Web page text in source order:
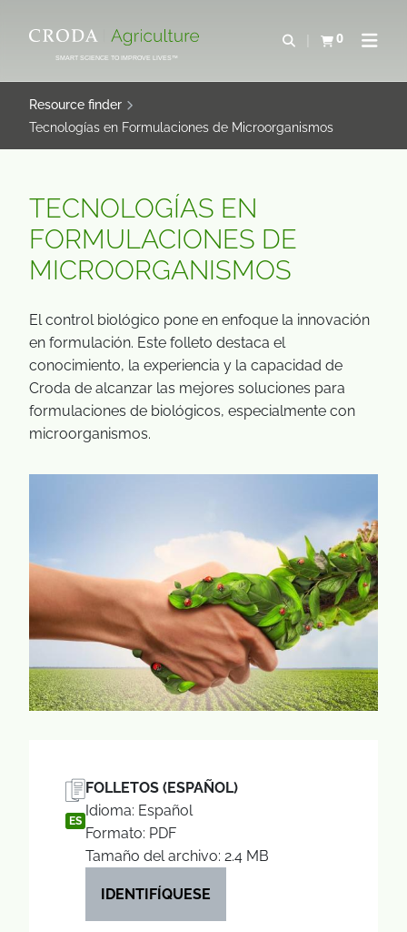
CONTENIDOSMART SCIENCE TO IMPROVE LIVES™
Abrir0
Ver carritoAbrir
Resource finder
Tecnologías en Formulaciones de Microorganismos
TECNOLOGÍAS EN
FORMULACIONES DE
MICROORGANISMOS
El control biológico pone en enfoque la innovación
en formulación. Este folleto destaca el
conocimiento, la experiencia y la capacidad de
Croda de alcanzar las mejores soluciones para
formulaciones de biológicos, especialmente con
microorganismos.
ES
FOLLETOS (ESPAÑOL)
Idioma: Español
Formato: PDF
Tamaño del archivo: 2.4 MB
IDENTIFÍQUESE